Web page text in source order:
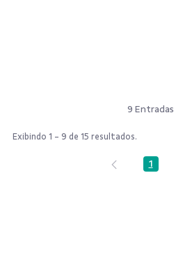
9 Entradas
Exibindo 1 - 9 de 15 resultados.
Página
1